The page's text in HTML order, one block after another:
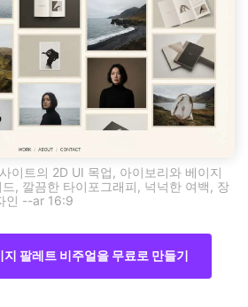
이트의 2D UI 목업, 아이보리와 베이지
, 깔끔한 타이포그래피, 넉넉한 여백, 장
인 --ar 16:9
팔레트 비주얼을 무료로 만들기